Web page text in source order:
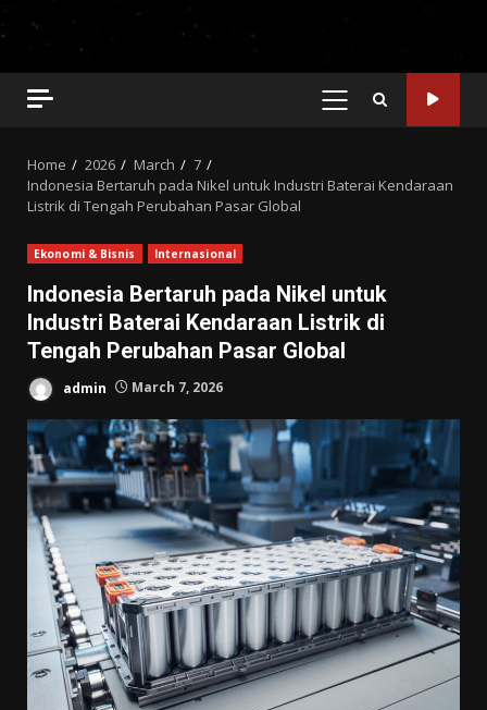
PRIMARY
Home 2026 March
7
Indonesia Bertaruh pada Nikel untuk Industri Baterai Kendaraan
Listrik di Tengah Perubahan Pasar Global
Ekonomi & Bisnis Internasional
Indonesia Bertaruh pada Nikel untuk
Industri Baterai Kendaraan Listrik di
Tengah Perubahan Pasar Global
admin March 7, 2026